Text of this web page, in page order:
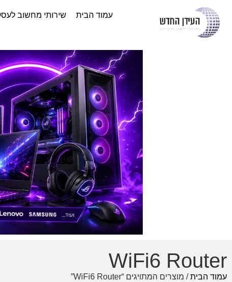
עמוד הבית שירותי מחשוב
WiFi6 Router
עמוד הבית/ מוצרים המתויגים “WiFi6 Router”